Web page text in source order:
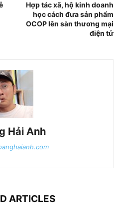
Hợp tác xã, hộ kinh doanh
học cách đưa sản phẩm
OCOP lên sàn thương mại
điện tử
Hải Anh
ARTICLES